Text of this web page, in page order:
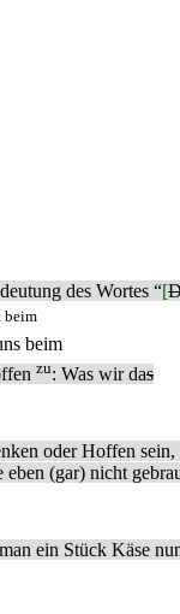
des Wortes “[
beim
beim
zu: Was wir das
oder Hoffen sein,
eben (gar) nicht
ein Stück Käse